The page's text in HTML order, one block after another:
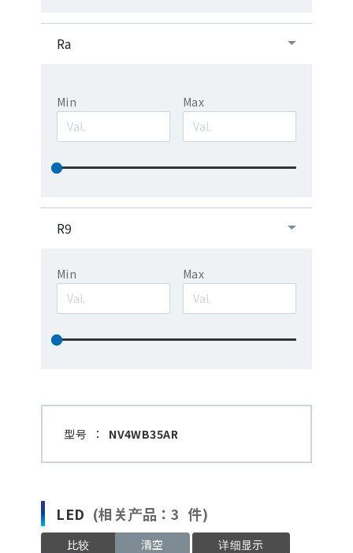
Ra
Min Max
R9
Min Max
型号 ： NV4WB35AR
LED (相关产品：3 件)
比较 清空 详细显示